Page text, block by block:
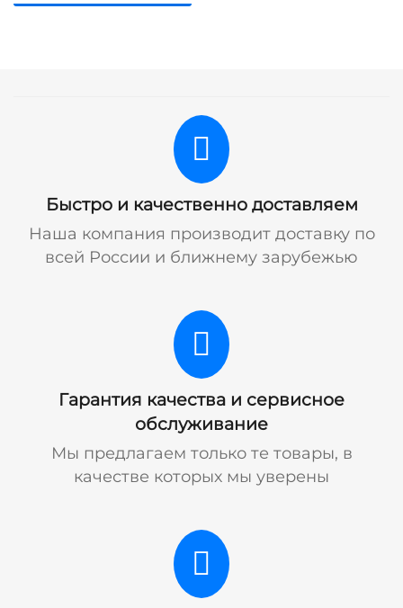
Быстро и качественно доставляем
Наша компания производит доставку по
всей России и ближнему зарубежью
Гарантия качества и сервисное
обслуживание
Мы предлагаем только те товары, в
качестве которых мы уверены